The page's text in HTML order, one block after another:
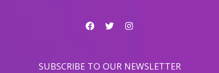
SUBSCRIBE TO OUR NEWSLETTER